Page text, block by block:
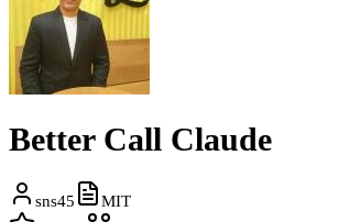
Better Call Claude
sns45
MIT